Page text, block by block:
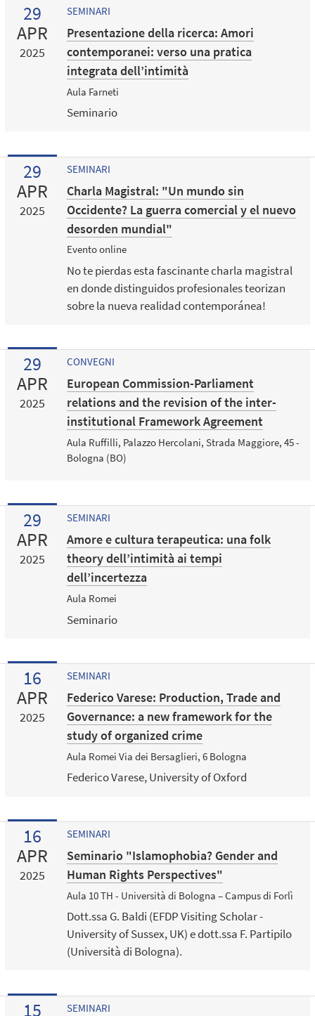
29
APR
2025
SEMINARI
Presentazione della ricerca: Amori
contemporanei: verso una pratica
integrata dell’intimità
Aula Farneti
Seminario
29
APR
2025
SEMINARI
Charla Magistral: "Un mundo sin
Occidente? La guerra comercial y el nuevo
desorden mundial"
Evento online
No te pierdas esta fascinante charla magistral
en donde distinguidos profesionales teorizan
sobre la nueva realidad contemporánea!
29
APR
2025
CONVEGNI
European Commission-Parliament
relations and the revision of the inter-
institutional Framework Agreement
Aula Ruffilli, Palazzo Hercolani, Strada Maggiore, 45 -
Bologna (BO)
29
APR
2025
SEMINARI
Amore e cultura terapeutica: una folk
theory dell’intimità ai tempi
dell’incertezza
Aula Romei
Seminario
16
APR
2025
SEMINARI
Federico Varese: Production, Trade and
Governance: a new framework for the
study of organized crime
Aula Romei Via dei Bersaglieri, 6 Bologna
Federico Varese, University of Oxford
16
APR
2025
SEMINARI
Seminario "Islamophobia? Gender and
Human Rights Perspectives"
Aula 10 TH - Università di Bologna – Campus di Forlì
Dott.ssa G. Baldi (EFDP Visiting Scholar -
University of Sussex, UK) e dott.ssa F. Partipilo
(Università di Bologna).
15 SEMINARI